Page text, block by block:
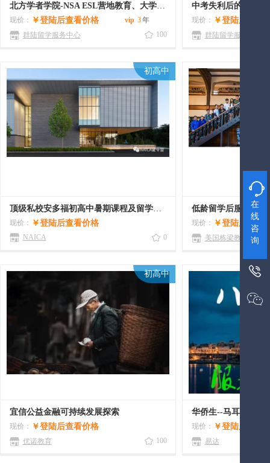
北方学者学院-NSA ESL营地教育、大学预备课程的原生态活力校园
现价： ￥登陆后查看价格 vip 3年
群陆留学服务中心
100
中考失利后的“救命
现价： ￥登陆后查看
群陆留学服务中心
初高中
顶级私校安多福初高中暑期课程及留学项目（线上，线下）
现价： ￥登陆后查看价格
NAICA 0
低龄留学后服务/海
现价： ￥登陆后查看
美国栋梁教育
初高中
宜信公益金融可持续发展探索
现价： ￥登陆后查看价格
优诺教育 100
华侨生--马耳他投资
现价： ￥登陆后查看
易达

在
线
咨
询

